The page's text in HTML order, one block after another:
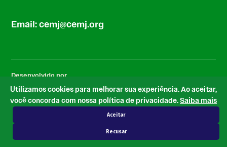
Email: cemj@cemj.org
Desenvolvido por
com base no tema Newspack by Automattic
© 2026 CEMJ.
Utilizamos cookies para melhorar sua experiência. Ao aceitar,
você concorda com nossa política de privacidade.Saiba mais
Aceitar
Recusar